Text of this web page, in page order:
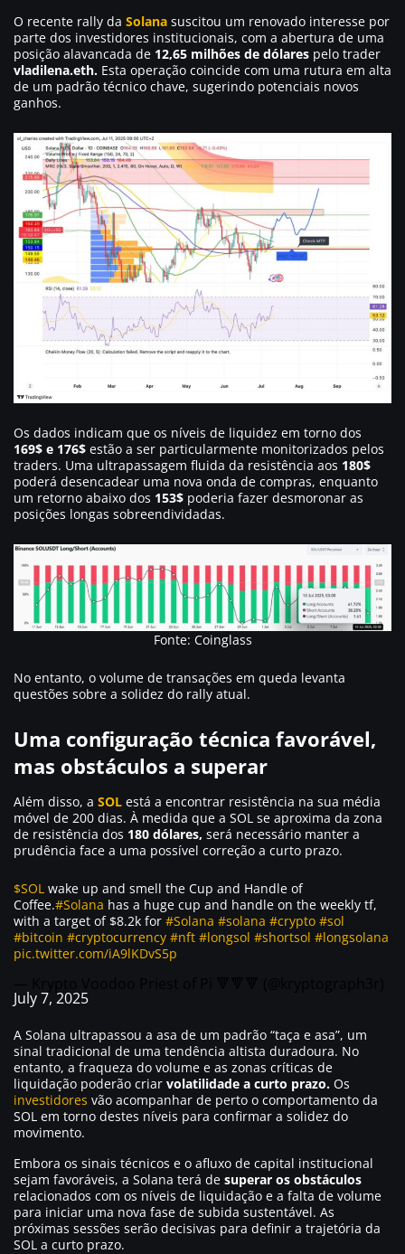
O recente rally da Solana suscitou um renovado interesse por
parte dos investidores institucionais, com a abertura de uma
posição alavancada de 12,65 milhões de dólares pelo trader
vladilena.eth. Esta operação coincide com uma rutura em alta
de um padrão técnico chave, sugerindo potenciais novos
ganhos.
Os dados indicam que os níveis de liquidez em torno dos
169$ e 176$ estão a ser particularmente monitorizados pelos
traders. Uma ultrapassagem fluida da resistência aos 180$
poderá desencadear uma nova onda de compras, enquanto
um retorno abaixo dos 153$ poderia fazer desmoronar as
posições longas sobreendividadas.
Fonte: Coinglass
No entanto, o volume de transações em queda levanta
questões sobre a solidez do rally atual.
Uma configuração técnica favorável,
mas obstáculos a superar
Além disso, a SOL está a encontrar resistência na sua média
móvel de 200 dias. À medida que a SOL se aproxima da zona
de resistência dos 180 dólares, será necessário manter a
prudência face a uma possível correção a curto prazo.
$SOL wake up and smell the Cup and Handle of
Coffee.#Solana has a huge cup and handle on the weekly tf,
with a target of $8.2k for #Solana #solana #crypto #sol
#bitcoin #cryptocurrency #nft #longsol #shortsol #longsolana
pic.twitter.com/iA9lKDvS5p
July 7, 2025
A Solana ultrapassou a asa de um padrão “taça e asa”, um
sinal tradicional de uma tendência altista duradoura. No
entanto, a fraqueza do volume e as zonas críticas de
liquidação poderão criar volatilidade a curto prazo. Os
investidores vão acompanhar de perto o comportamento da
SOL em torno destes níveis para confirmar a solidez do
movimento.
Embora os sinais técnicos e o afluxo de capital institucional
sejam favoráveis, a Solana terá de superar os obstáculos
relacionados com os níveis de liquidação e a falta de volume
para iniciar uma nova fase de subida sustentável. As
próximas sessões serão decisivas para definir a trajetória da
SOL a curto prazo.